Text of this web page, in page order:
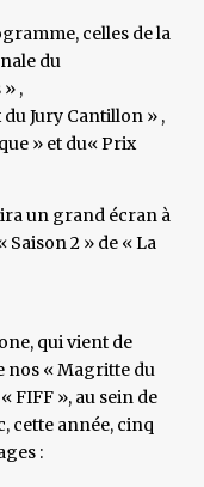
celles de la
du
,
Jury Cantillon » ,
» et du« Prix
un grand écran à
Saison 2 » de « La
qui vient de
nos « Magritte du
FIFF », au sein de
cette année, cinq
: